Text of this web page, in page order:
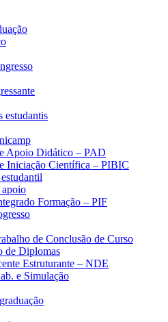
estudantis
Apoio Didático – PAD
Iniciação Científica – PIBIC
apoio
Formação – PIF
de Conclusão de Curso
de Diplomas
Estruturante – NDE
e Simulação